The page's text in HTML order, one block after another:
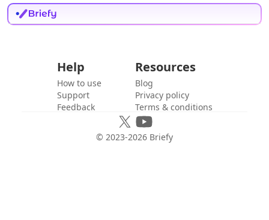
Help
How to use
Support
Feedback
Resources
Blog
Privacy policy
Terms & conditions
© 2023-2026 Briefy